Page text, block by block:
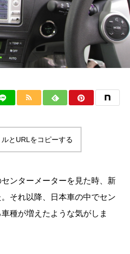
とURLをコピーする
ンターメーターを見た時、新
それ以降、日本車の中でセン
種が増えたような気がしま